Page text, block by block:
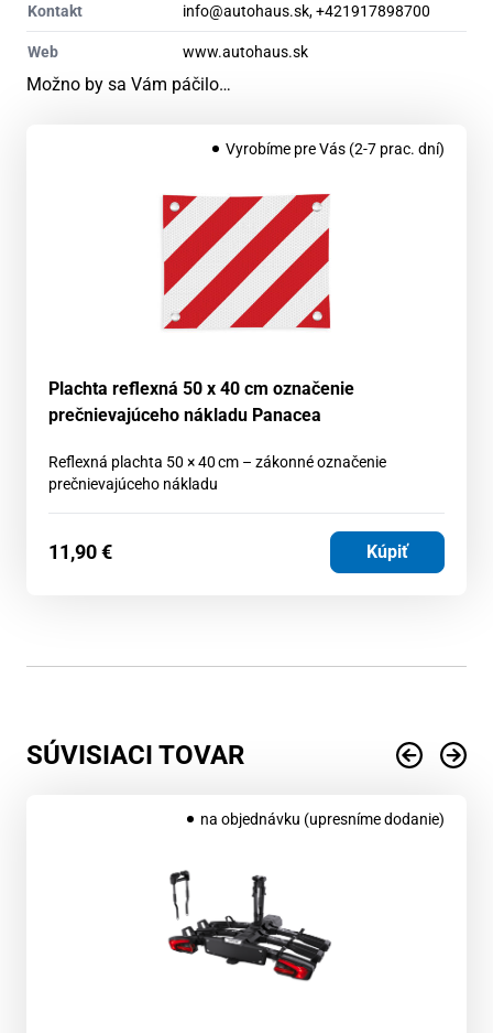
Kontakt info@autohaus.sk, +421917898700
Web www.autohaus.sk
Možno by sa Vám páčilo…
Vyrobíme pre Vás (2-7 prac. dní)
Plachta reflexná 50 x 40 cm označenie
prečnievajúceho nákladu Panacea
Reflexná plachta 50 × 40 cm – zákonné označenie
prečnievajúceho nákladu
11,90€ Kúpiť
SÚVISIACI TOVAR
na objednávku (upresníme dodanie)